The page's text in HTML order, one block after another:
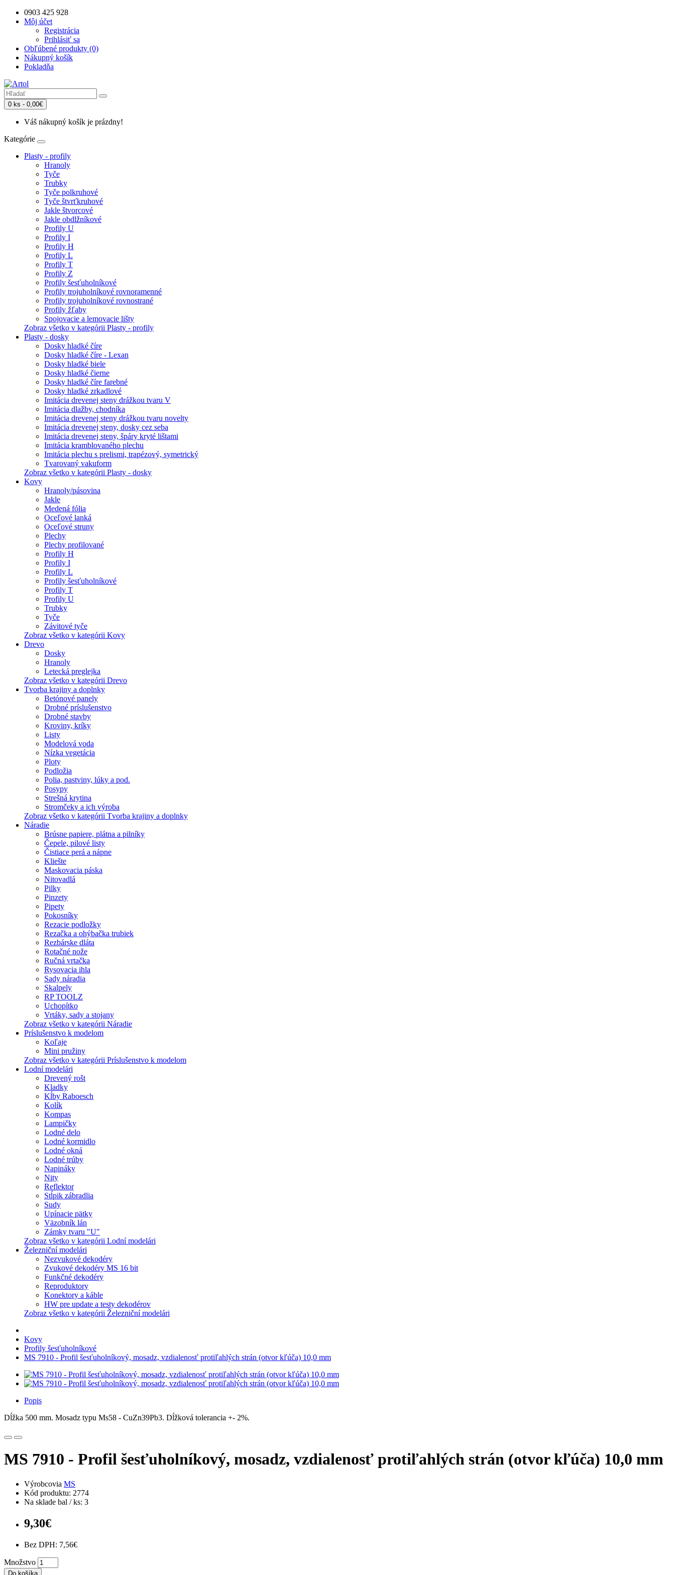
0903 425 928
Môj účet
Registrácia
Prihlásiť sa
Obľúbené produkty (0)
Nákupný košík
Pokladňa
0 ks - 0,00€
Váš nákupný košík je prázdny!
Kategórie
Plasty - profily
Hranoly
Tyče
Trubky
Tyče polkruhové
Tyče štvrťkruhové
Jakle štvorcové
Jakle obdlžníkové
Profily U
Profily I
Profily H
Profily L
Profily T
Profily Z
Profily šesťuholníkové
Profily trojuholníkové rovnoramenné
Profily trojuholníkové rovnostrané
Profily žľaby
Spojovacie a lemovacie lišty
Zobraz všetko v kategórii Plasty - profily
Plasty - dosky
Dosky hladké číre
Dosky hladké číre - Lexan
Dosky hladké biele
Dosky hladké čierne
Dosky hladké číre farebné
Dosky hladké zrkadlové
Imitácia drevenej steny drážkou tvaru V
Imitácia dlažby, chodníka
Imitácia drevenej steny drážkou tvaru novelty
Imitácia drevenej steny, dosky cez seba
Imitácia drevenej steny, špáry kryté lištami
Imitácia kramblovaného plechu
Imitácia plechu s prelismi, trapézový, symetrický
Tvarovaný vakuform
Zobraz všetko v kategórii Plasty - dosky
Kovy
Hranoly/pásovina
Jakle
Medená fólia
Oceľové lanká
Oceľové struny
Plechy
Plechy profilované
Profily H
Profily I
Profily L
Profily šesťuholníkové
Profily T
Profily U
Trubky
Tyče
Závitové tyče
Zobraz všetko v kategórii Kovy
Drevo
Dosky
Hranoly
Letecká preglejka
Zobraz všetko v kategórii Drevo
Tvorba krajiny a doplnky
Betónové panely
Drobné príslušenstvo
Drobné stavby
Kroviny, kríky
Listy
Modelová voda
Nízka vegetácia
Ploty
Podložia
Polia, pastviny, lúky a pod.
Posypy
Strešná krytina
Stromčeky a ich výroba
Zobraz všetko v kategórii Tvorba krajiny a doplnky
Náradie
Brúsne papiere, plátna a pilníky
Čepele, pilové listy
Čistiace perá a nápne
Kliešte
Maskovacia páska
Nitovadlá
Pilky
Pinzety
Pipety
Pokosníky
Rezacie podložky
Rezačka a ohýbačka trubiek
Rezbárske dláta
Rotačné nože
Ručná vrtačka
Rysovacia ihla
Sady náradia
Skalpely
RP TOOLZ
Uchopítko
Vrtáky, sady a stojany
Zobraz všetko v kategórii Náradie
Príslušenstvo k modelom
Koľaje
Mini pružiny
Zobraz všetko v kategórii Príslušenstvo k modelom
Lodní modelári
Drevený rošt
Kladky
Kĺby Raboesch
Kolík
Kompas
Lampičky
Lodné delo
Lodné kormidlo
Lodné okná
Lodné trúby
Napináky
Nity
Reflektor
Stĺpik zábradlia
Sudy
Upínacie pätky
Väzobník lán
Zámky tvaru "U"
Zobraz všetko v kategórii Lodní modelári
Železniční modelári
Nezvukové dekodéry
Zvukové dekodéry MS 16 bit
Funkčné dekodéry
Reproduktory
Konektory a káble
HW pre update a testy dekodérov
Zobraz všetko v kategórii Železniční modelári
Kovy
Profily šesťuholníkové
MS 7910 - Profil šesťuholníkový, mosadz, vzdialenosť protiľahlých strán (otvor kľúča) 10,0 mm
Popis
Dĺžka 500 mm. Mosadz typu Ms58 - CuZn39Pb3. Dĺžková tolerancia +- 2%.
MS 7910 - Profil šesťuholníkový, mosadz, vzdialenosť protiľahlých strán (otvor kľúča) 10,0 mm
Výrobcovia MS
Kód produktu: 2774
Na sklade bal / ks: 3
9,30€
Bez DPH: 7,56€
Množstvo
Do košíka